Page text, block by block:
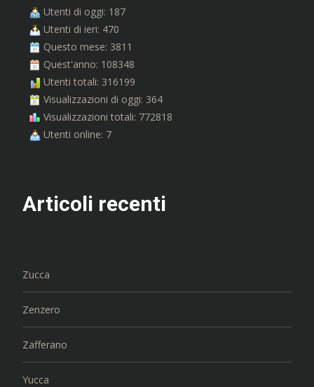
Utenti di oggi: 187
Utenti di ieri: 470
Questo mese: 3811
Quest'anno: 108348
Utenti totali: 316199
Visualizzazioni di oggi: 364
Visualizzazioni totali: 772818
Utenti online: 7
Articoli recenti
Zucca
Zenzero
Zafferano
Yucca